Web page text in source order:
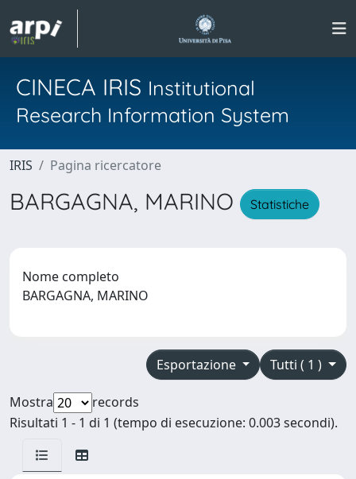
CINECA IRIS Institutional
Research Information System
IRIS Pagina ricercatore
BARGAGNA, MARINO Statistiche
Nome completo
BARGAGNA, MARINO
Tutti ( 1 )
Esportazione
Mostra
records
Risultati 1 - 1 di 1 (tempo di esecuzione: 0.003 secondi).